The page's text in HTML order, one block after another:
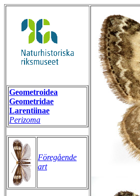
Geometroidea
Geometridae
Larentiinae
Perizoma
Föregående
art